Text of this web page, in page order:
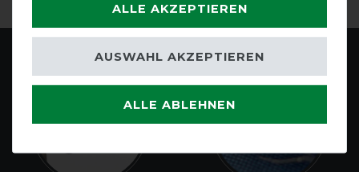
ALLE AKZEPTIEREN
ALLE ABLEHNEN
AUSWAHL AKZEPTIEREN